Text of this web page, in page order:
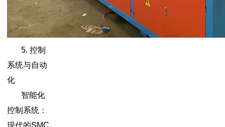
5. 控制
系统与自动
化
智能化
控制系统：
现代的SMC